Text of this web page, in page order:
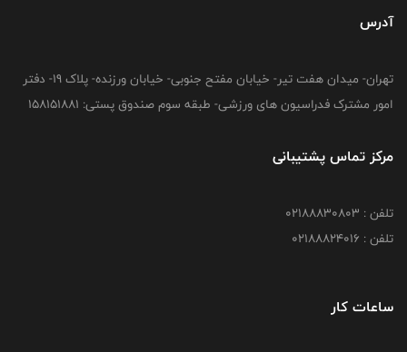
آدرس
تهران- میدان هفت تیر- خیابان مفتح جنوبی- خیابان ورزنده- پلاک 19- دفتر
امور مشترک فدراسیون های ورزشی- طبقه سوم صندوق پستی: 158151881
مرکز تماس پشتیبانی
تلفن : 02188830803
تلفن : 02188824016
ساعات کار